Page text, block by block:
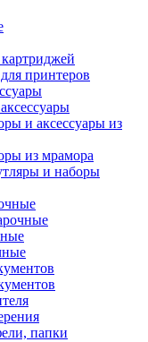
принтеров
и аксессуары из
из мрамора
и наборы
папки